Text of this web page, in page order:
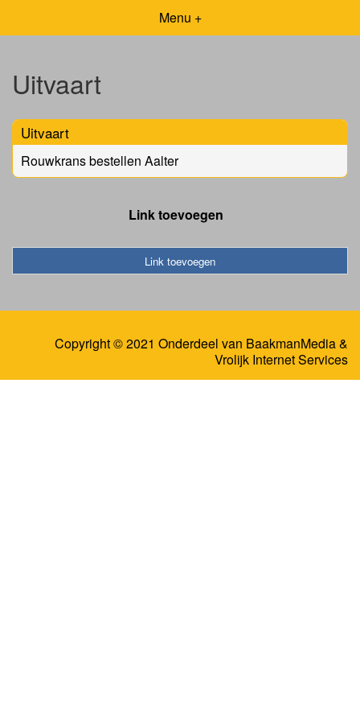
Menu +
Uitvaart
Uitvaart
Rouwkrans bestellen Aalter
Link toevoegen
Link toevoegen
Copyright © 2021 Onderdeel van BaakmanMedia&
Vrolijk Internet Services